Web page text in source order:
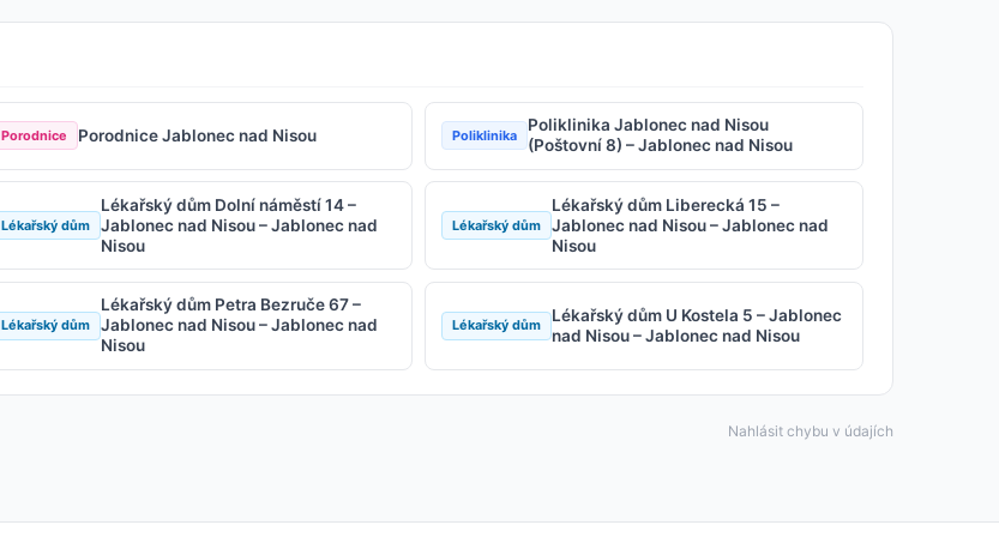
Porodnice Porodnice Jablonec nad Nisou Poliklinika
Poliklinika Jablonec nad Nisou
(Poštovní 8) – Jablonec nad Nisou
Lékařský dům
Lékařský dům Dolní náměstí 14 –
Jablonec nad Nisou – Jablonec nad
Nisou
Lékařský dům
Lékařský dům Liberecká 15 –
Jablonec nad Nisou – Jablonec nad
Nisou
Lékařský dům
Lékařský dům Petra Bezruče 67 –
Jablonec nad Nisou – Jablonec nad
Nisou
Lékařský dům
Lékařský dům U Kostela 5 – Jablonec
nad Nisou – Jablonec nad Nisou
Nahlásit chybu v údajích